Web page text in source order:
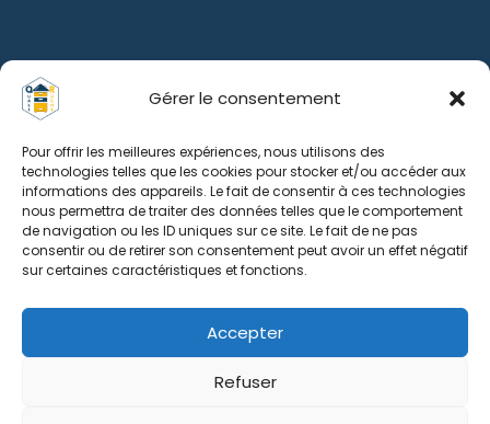
Gérer le consentement
Pour offrir les meilleures expériences, nous utilisons des
technologies telles que les cookies pour stocker et/ou accéder aux
informations des appareils. Le fait de consentir à ces technologies
nous permettra de traiter des données telles que le comportement
de navigation ou les ID uniques sur ce site. Le fait de ne pas
consentir ou de retirer son consentement peut avoir un effet négatif
sur certaines caractéristiques et fonctions.
Accepter
Refuser